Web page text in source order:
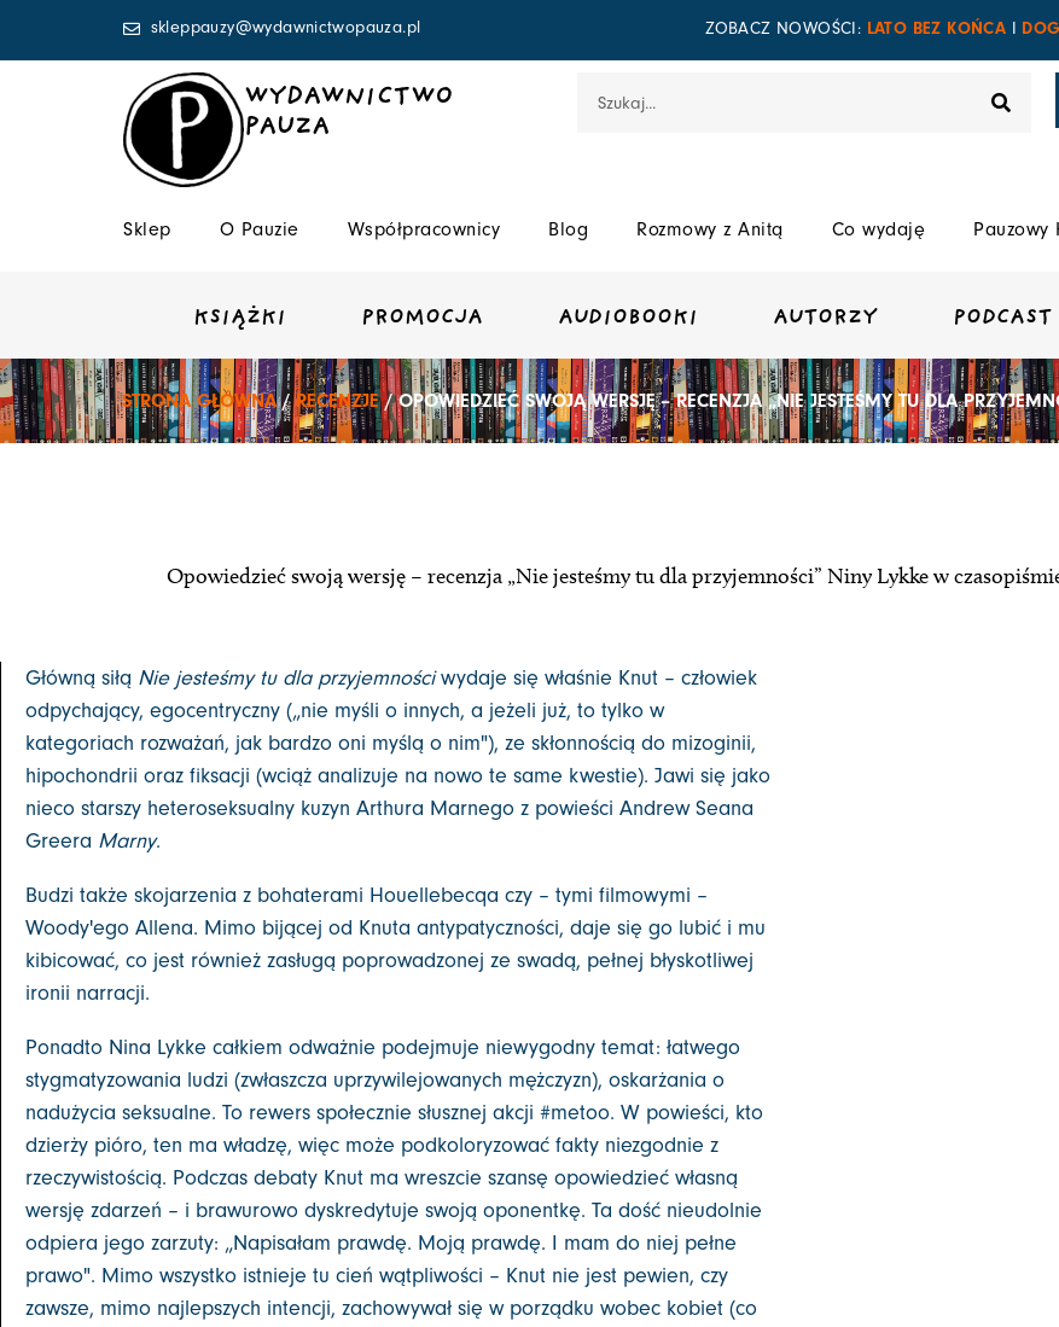
skleppauzy@wydawnictwopauza.pl ZOBACZ NOWOŚCI: LATO BEZ KOŃCA
WYDAWNICTWO
PAUZA
Sklep O Pauzie Współpracownicy Blog Rozmowy z Anitą Co wydaję Pauzowy
KSIĄŻKI PROMOCJA AUDIOBOOKI AUTORZY PODCAST
STRONA GŁÓWNA/RECENZJE/ OPOWIEDZIEĆ SWOJĄ WERSJĘ – RECENZJA „NIE JESTEŚMY TU DLA
Opowiedzieć swoją wersję – recenzja „Nie jesteśmy tu dla przyjemności” Niny Lykke w
Główną siłą Nie jesteśmy tu dla przyjemnościwydaje się właśnie Knut – człowiek
odpychający, egocentryczny („nie myśli o innych, a jeżeli już, to tylko w
kategoriach rozważań, jak bardzo oni myślą o nim"), ze skłonnością do mizoginii,
hipochondrii oraz fiksacji (wciąż analizuje na nowo te same kwestie). Jawi się jako
nieco starszy heteroseksualny kuzyn Arthura Marnego z powieści Andrew Seana
Greera Marny.
Budzi także skojarzenia z bohaterami Houellebecqa czy – tymi filmowymi –
Woody'ego Allena. Mimo bijącej od Knuta antypatyczności, daje się go lubić i mu
kibicować, co jest również zasługą poprowadzonej ze swadą, pełnej błyskotliwej
ironii narracji.
Ponadto Nina Lykke całkiem odważnie podejmuje niewygodny temat: łatwego
stygmatyzowania ludzi (zwłaszcza uprzywilejowanych mężczyzn), oskarżania o
nadużycia seksualne. To rewers społecznie słusznej akcji #metoo. W powieści, kto
dzierży pióro, ten ma władzę, więc może podkoloryzować fakty niezgodnie z
rzeczywistością. Podczas debaty Knut ma wreszcie szansę opowiedzieć własną
wersję zdarzeń – i brawurowo dyskredytuje swoją oponentkę. Ta dość nieudolnie
odpiera jego zarzuty: „Napisałam prawdę. Moją prawdę. I mam do niej pełne
prawo". Mimo wszystko istnieje tu cień wątpliwości – Knut nie jest pewien, czy
zawsze, mimo najlepszych intencji, zachowywał się w porządku wobec kobiet (co